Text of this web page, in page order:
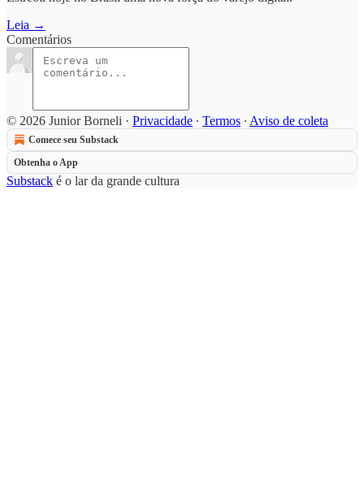
Leia →
Comentários
© 2026 Junior Borneli · Privacidade ∙ Termos ∙ Aviso de coleta
Comece seu Substack
Obtenha o App
Substack é o lar da grande cultura